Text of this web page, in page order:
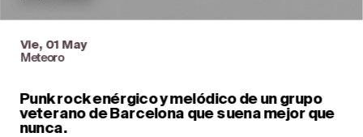
Vie, 01 May
Meteoro
Punk rock enérgico y melódico de un grupo
veterano de Barcelona que suena mejor que
nunca.